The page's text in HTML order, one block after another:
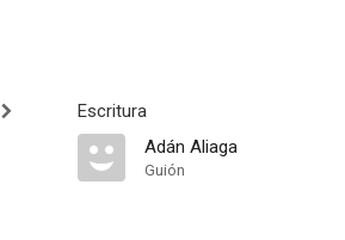
Escritura
Adán Aliaga
Guión